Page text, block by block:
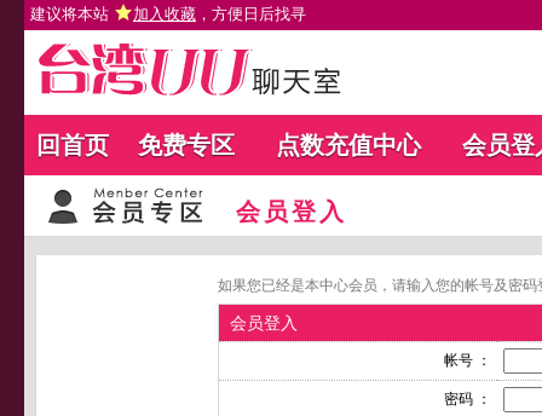
建议将本站 加入收藏 ，方便日后找寻
回首页 免费专区 点数充值中心 会员登
会员登入
如果您已经是本中心会员，请输入您的帐号及密
会员登入
帐号 ：
密码 ：